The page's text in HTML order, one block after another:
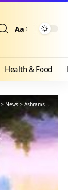
Aa
Health & Food
> News > Ashrams